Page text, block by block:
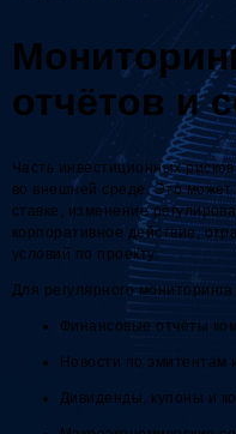
отчётов и
Часть инвестиционных
во внешней среде. Это
ставке, изменение
корпоративное действие,
условий по проекту.
Для регулярного
Финансовые отчёты
Новости по эмитентам
Дивиденды, купоны и